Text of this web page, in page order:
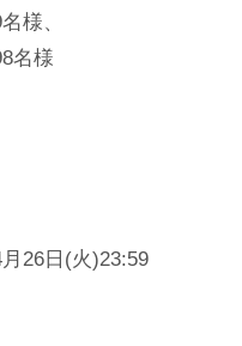
様、
名様
26日(火)23:59